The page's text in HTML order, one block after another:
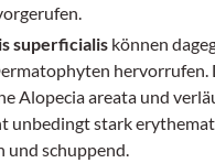
superficialis können
hervorrufen.
Alopecia areata und
unbedingt stark
schuppend.